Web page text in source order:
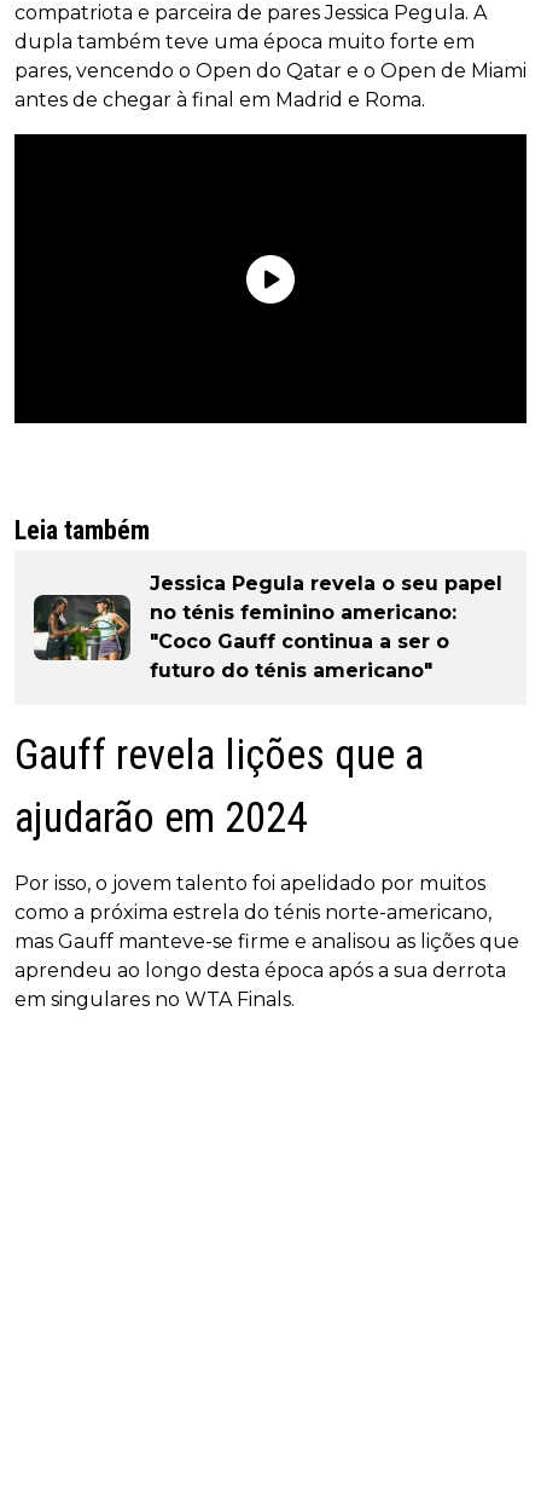
compatriota e parceira de pares Jessica Pegula. A
dupla também teve uma época muito forte em
pares, vencendo o Open do Qatar e o Open de Miami
antes de chegar à final em Madrid e Roma.
Leia também
Jessica Pegula revela o seu papel
no ténis feminino americano:
"Coco Gauff continua a ser o
futuro do ténis americano"
Gauff revela lições que a
ajudarão em 2024
Por isso, o jovem talento foi apelidado por muitos
como a próxima estrela do ténis norte-americano,
mas Gauff manteve-se firme e analisou as lições que
aprendeu ao longo desta época após a sua derrota
em singulares no WTA Finals.